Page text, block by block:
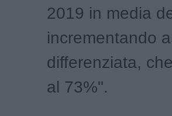
2019 in media
incrementando
differenziata,
al 73%".